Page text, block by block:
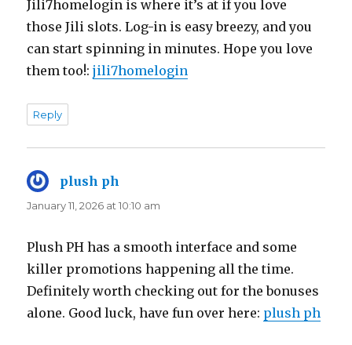
Jili7homelogin is where it’s at if you love
those Jili slots. Log-in is easy breezy, and you
can start spinning in minutes. Hope you love
them too!:jili7homelogin
Reply
plush ph
January 11, 2026 at 10:10 am
Plush PH has a smooth interface and some
killer promotions happening all the time.
Definitely worth checking out for the bonuses
alone. Good luck, have fun over here: plush ph